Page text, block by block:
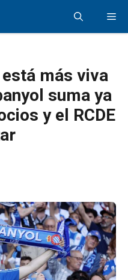
más viva
suma ya
y el RCDE